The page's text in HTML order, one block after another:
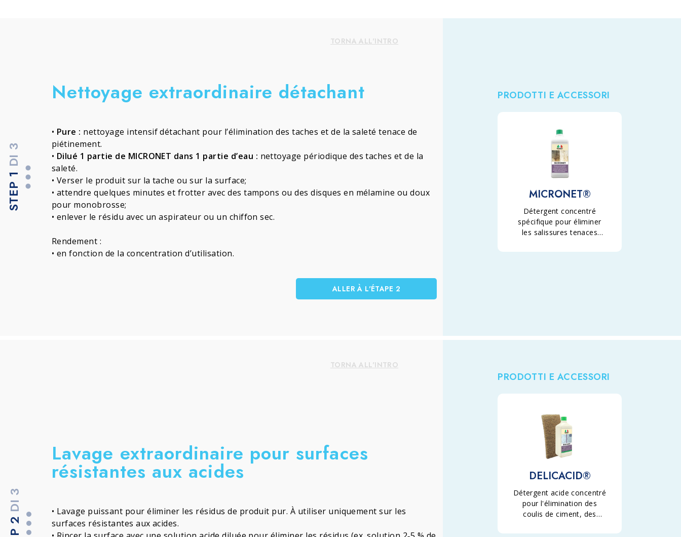
TORNA ALL'INTRO
STEP 1
DI 3
Nettoyage extraordinaire détachant
• Pure : nettoyage intensif détachant pour l’élimination des taches et de la saleté tenace de
piétinement.
• Dilué 1 partie de MICRONET dans 1 partie d’eau : nettoyage périodique des taches et de la
saleté.
• Verser le produit sur la tache ou sur la surface;
• attendre quelques minutes et frotter avec des tampons ou des disques en mélamine ou doux
pour monobrosse;
• enlever le résidu avec un aspirateur ou un chiffon sec.
Rendement :
• en fonction de la concentration d’utilisation.
ALLER À L'ÉTAPE 2
PRODOTTI E ACCESSORI
MICRONET®
Détergent concentré
spécifique pour éliminer
les salissures tenaces
matériaux en pierre
TORNA ALL'INTRO
DI 3
Lavage extraordinaire pour surfaces
résistantes aux acides
• Lavage puissant pour éliminer les résidus de produit pur. À utiliser uniquement sur les
surfaces résistantes aux acides.
PRODOTTI E ACCESSORI
DELICACID®
Détergent acide concentré
pour l'élimination des
coulis de ciment, des